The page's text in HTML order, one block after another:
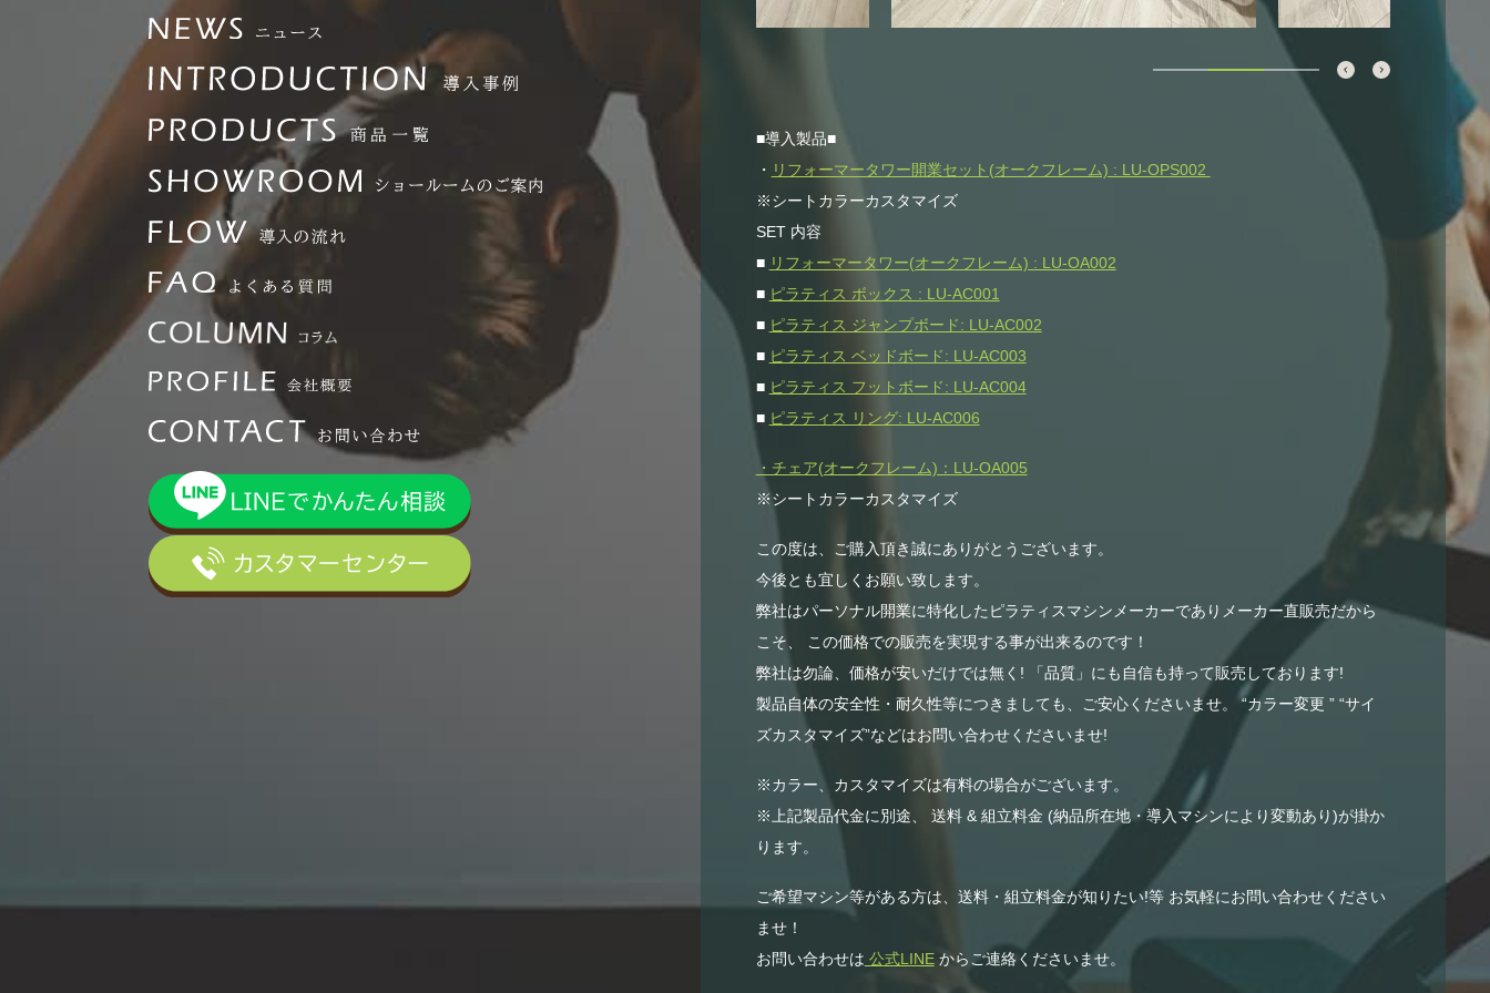
■導入製品■
・ リフォーマータワー開業セット(オークフレーム) : LU-OPS002
※シートカラーカスタマイズ
SET 内容
■ リフォーマータワー(オークフレーム) : LU-OA002
■ ピラティス ボックス : LU-AC001
■ ピラティス ジャンプボード: LU-AC002
■ ピラティス ベッドボード: LU-AC003
■ ピラティス フットボード: LU-AC004
■ ピラティス リング: LU-AC006
・チェア(オークフレーム)：LU-OA005
※シートカラーカスタマイズ
この度は、ご購入頂き誠にありがとうございます。
今後とも宜しくお願い致します。
弊社はパーソナル開業に特化したピラティスマシンメーカーでありメーカー直販売だから
こそ、 この価格での販売を実現する事が出来るのです！
弊社は勿論、価格が安いだけでは無く! 「品質」にも自信も持って販売しております!
製品自体の安全性・耐久性等につきましても、ご安心くださいませ。 “カラー変更 ” “サイ
ズカスタマイズ”などはお問い合わせくださいませ!
※カラー、カスタマイズは有料の場合がございます。
※上記製品代金に別途、 送料 & 組立料金 (納品所在地・導入マシンにより変動あり)が掛か
ります。
ご希望マシン等がある方は、送料・組立料金が知りたい!等 お気軽にお問い合わせください
ませ！
お問い合わせは 公式LINEからご連絡くださいませ。